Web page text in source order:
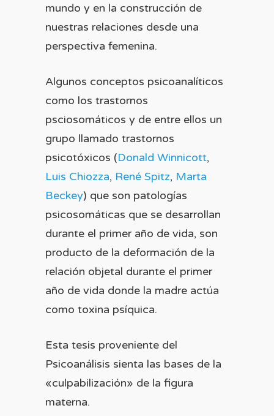
mundo y en la construcción de
nuestras relaciones desde una
perspectiva femenina.
Algunos conceptos psicoanalíticos
como los trastornos
psciosomáticos y de entre ellos un
grupo llamado trastornos
psicotóxicos (Donald Winnicott,
Luis Chiozza, René Spitz, Marta
Beckey) que son patologías
psicosomáticas que se desarrollan
durante el primer año de vida, son
producto de la deformación de la
relación objetal durante el primer
año de vida donde la madre actúa
como toxina psíquica.
Esta tesis proveniente del
Psicoanálisis sienta las bases de la
«culpabilización» de la figura
materna.